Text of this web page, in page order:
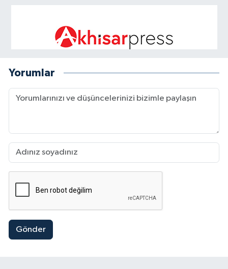
Yorumlar
Gönder